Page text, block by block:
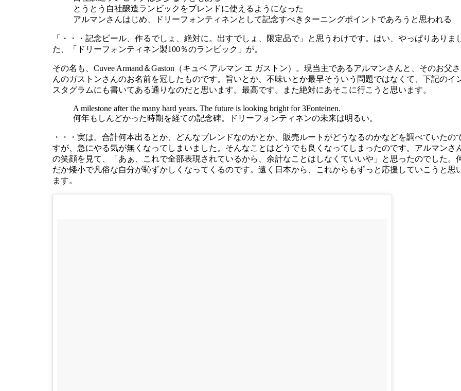
とうとう自社醸造ランビックをブレンドに使えるようになった
アルマンさんはじめ、ドリーフォンティネンとして記念すべきターニングポイントであろうと思われる
「・・・記念ビール、作るでしょ、絶対に。出すでしょ、限定品で」と思うわけです。はい、やっぱりありま
た、「ドリーフォンティネン製100％のランビック」が。
その名も、Cuvee Armand＆Gaston（キュベ アルマン エ ガストン）。現当主であるアルマンさんと、そのお父さ
んのガストンさんのお名前を冠したものです。旨いとか、不味いとか最早そういう問題ではなくて、下記のイ
スタグラムにも書いてある通りなのだと思います。最高です。また絶対にあそこに行こうと思います。
A milestone after the many hard years. The future is looking bright for 3Fonteinen.
何年もしんどかった時期を経ての記念碑。ドリーフォンティネンの未来は明るい。
・・・実は。合計何本出るとか、どんなブレンドなのかとか、販売ルートがどうなるのかなどを調べていたの
すが、急にやる気が無くなってしまいました。そんなことはどうでも良くなってしまったのです。アルマンさ
の笑顔を見て、「あぁ、これで全部表現されているから、余計なことはしなくていいや」と思ったのでした。
だか矮小で凡俗な自分が恥ずかしくなってくるのです。遠く日本から、これからもずっと応援していこうと思
ます。